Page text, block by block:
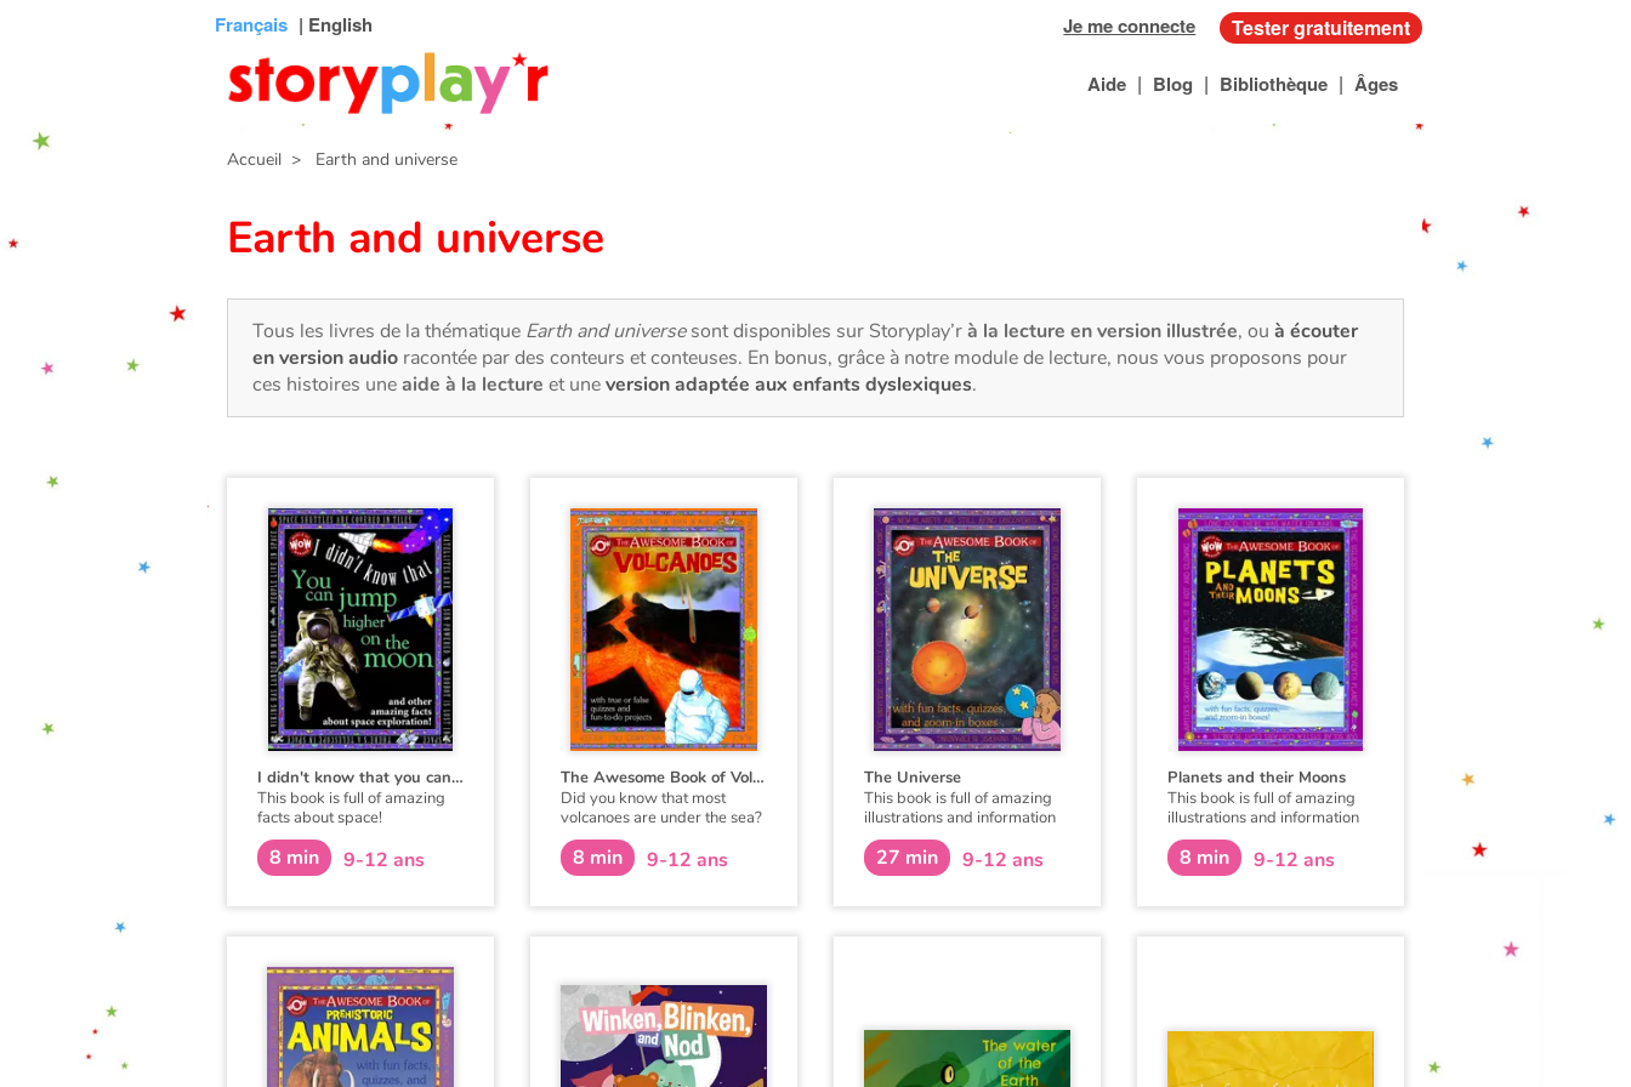
Français | English Je me connecte Tester gratuitement
Aide | Blog | Bibliothèque | Âges
Accueil > Earth and universe
Earth and universe
Tous les livres de la thématique Earth and universesont disponibles sur Storyplay’rà la lecture en version illustrée, ou à écouter
en version audio racontée par des conteurs et conteuses. En bonus, grâce à notre module de lecture, nous vous proposons pour
ces histoires uneaide à la lecture et uneversion adaptée aux enfants dyslexiques.
I didn't know that you can jump higher on the moon
This book is full of amazing
facts about space!
8 min 9-12 ans
The Awesome Book of Volcanoes
Did you know that most
volcanoes are under the sea?
That volcanologists are
volcano scientists? That the
biggest volcano is on Mars?
8 min 9-12 ans
The Universe
This book is full of amazing
illustrations and information
about the Universe, from
stars to galaxies, black holes
and more.
27 min 9-12 ans
Planets and their Moons
This book is full of amazing
illustrations and information
about the planets in our Solar
System and their moons!
8 min 9-12 ans